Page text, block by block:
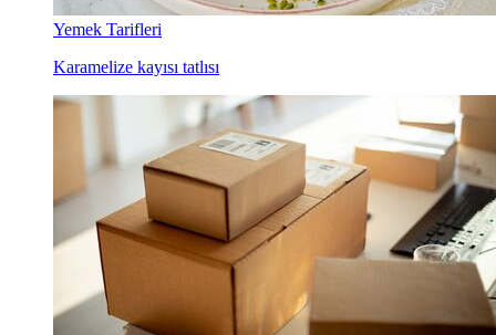
Yemek Tarifleri
Karamelize kayısı tatlısı